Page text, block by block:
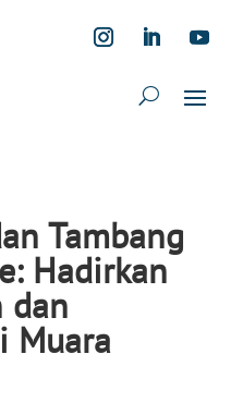
Tambang
Hadirkan
dan
Muara